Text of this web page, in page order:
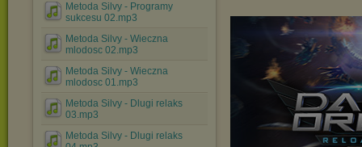
Metoda Silvy - Programy
sukcesu 02.mp3
Metoda Silvy - Wieczna
mlodosc 02.mp3
Metoda Silvy - Wieczna
mlodosc 01.mp3
Metoda Silvy - Dlugi relaks
03.mp3
Metoda Silvy - Dlugi relaks